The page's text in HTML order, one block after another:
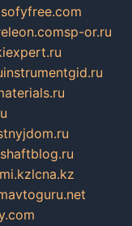
sp-or.ru
instrumentgid.ru
lcna.kz
avtoguru.net